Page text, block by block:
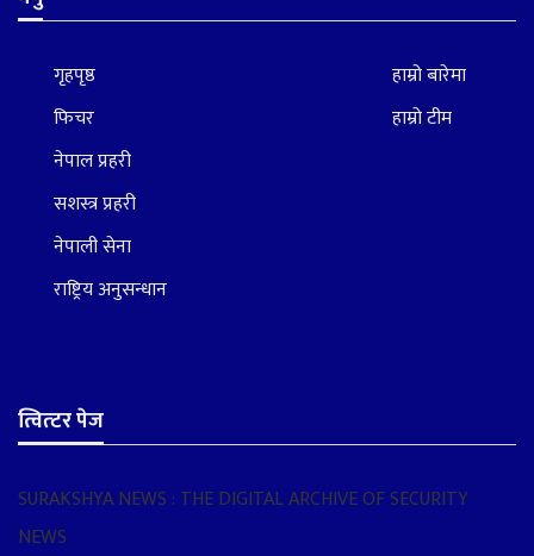
गृहपृष्ठ
फिचर
नेपाल प्रहरी
सशस्त्र प्रहरी
नेपाली सेना
राष्ट्रिय अनुसन्धान
हाम्रो बारेमा
हाम्रो टीम
त्वित्टर पेज
SURAKSHYA NEWS : THE DIGITAL ARCHIVE OF SECURITY
NEWS